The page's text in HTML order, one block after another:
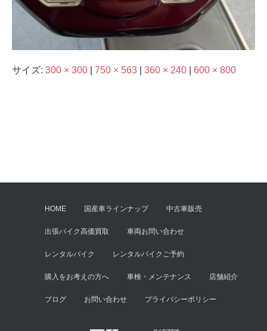
サイズ: 300 × 300 750 × 563 360 × 240 600 × 800
HOME 国産車ラインナップ 中古車販売
出張バイク高価買取 車両お問い合わせ
レンタルバイク レンタルバイクご予約
購入をお考えの方へ 車検・メンテナンス 店舗紹介
ブログ お問い合わせ プライバシーポリシー